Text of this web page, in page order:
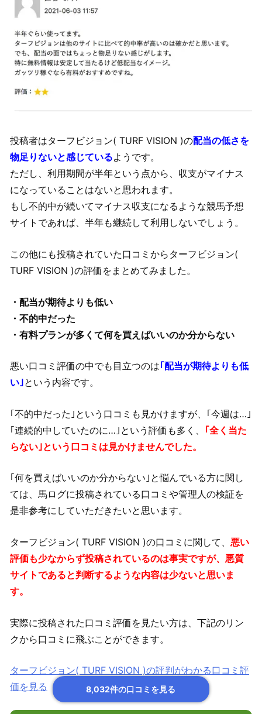
8,032件の口コミを見る
投稿者はターフビジョン( TURF VISION )の配当の低さを
物足りないと感じているようです。
ただし、利用期間が半年という点から、収支がマイナス
になっていることはないと思われます。
もし不的中が続いてマイナス収支になるような競馬予想
サイトであれば、半年も継続して利用しないでしょう。
この他にも投稿されていた口コミからターフビジョン(
TURF VISION )の評価をまとめてみました。
・配当が期待よりも低い
・不的中だった
・有料プランが多くて何を買えばいいのか分からない
悪い口コミ評価の中でも目立つのは｢配当が期待よりも低
い｣という内容です。
｢不的中だった｣という口コミも見かけますが、｢今週は…｣
｢連続的中していたのに…｣という評価も多く、 ｢全く当た
らない｣という口コミは見かけませんでした。
｢何を買えばいいのか分からない｣と悩んでいる方に関し
ては、馬ログに投稿されている口コミや管理人の検証を
是非参考にしていただきたいと思います。
ターフビジョン( TURF VISION )の口コミに関して、 悪い
評価も少なからず投稿されているのは事実ですが、悪質
サイトであると判断するような内容は少ないと思いま
す。
実際に投稿された口コミ評価を見たい方は、下記のリン
クから口コミに飛ぶことができます。
ターフビジョン( TURF VISION )の評判がわかる口コミ評
価を見る